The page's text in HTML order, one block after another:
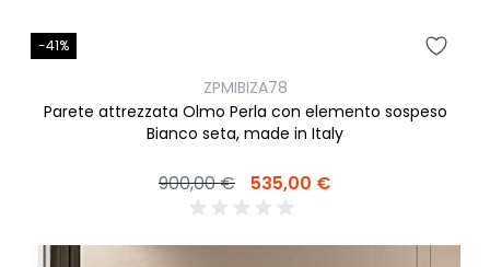
-41%
ZPMIBIZA78
Parete attrezzata Olmo Perla con elemento sospeso
Bianco seta, made in Italy
900,00 € 535,00 €